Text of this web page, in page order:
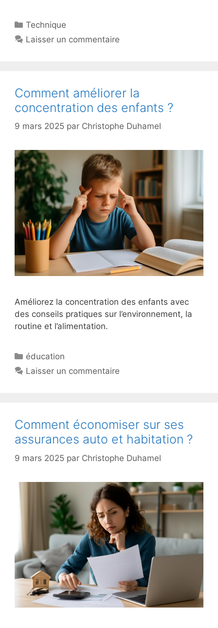
Catégories
Technique
Laisser un commentaire
Comment améliorer la
concentration des enfants ?
9 mars 2025 par Christophe Duhamel
Améliorez la concentration des enfants avec
des conseils pratiques sur l’environnement, la
routine et l’alimentation.
Catégories
éducation
Laisser un commentaire
Comment économiser sur ses
assurances auto et habitation ?
9 mars 2025 par Christophe Duhamel